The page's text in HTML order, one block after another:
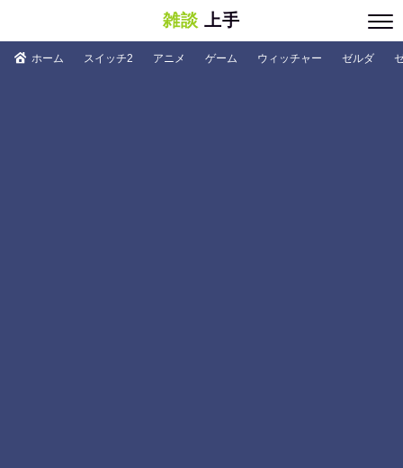
雑談 上手
ホーム スイッチ2 アニメ ゲーム ウィッチャー ゼルダ